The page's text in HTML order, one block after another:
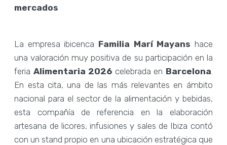
mercados
La empresa ibicenca Familia Marí Mayans hace
una valoración muy positiva de su participación en la
feria Alimentaria 2026 celebrada en Barcelona.
En esta cita, una de las más relevantes en ámbito
nacional para el sector de la alimentación y bebidas,
esta compañía de referencia en la elaboración
artesana de licores, infusiones y sales de Ibiza contó
con un stand propio en una ubicación estratégica que